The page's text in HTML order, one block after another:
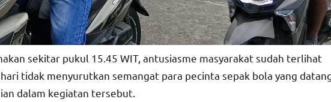
sekitar pukul 15.45 WIT, antusiasme masyarakat sudah terlihat
tidak menyurutkan semangat para pecinta sepak bola yang
dalam kegiatan tersebut.